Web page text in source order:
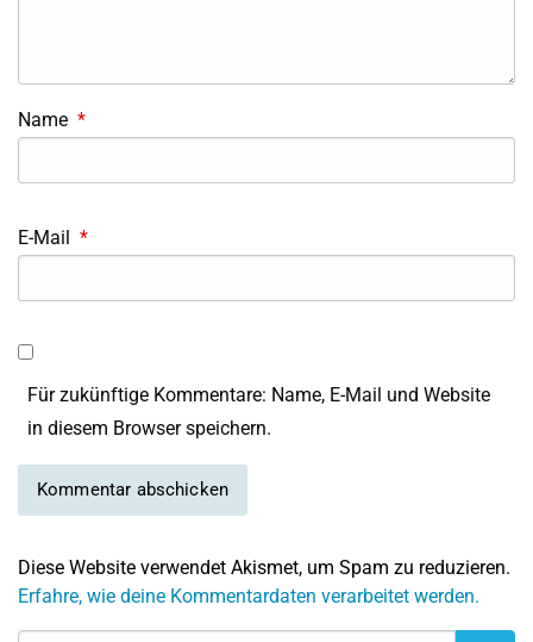
Name *
E-Mail *
Für zukünftige Kommentare: Name, E-Mail und Website
in diesem Browser speichern.
Diese Website verwendet Akismet, um Spam zu reduzieren.
Erfahre, wie deine Kommentardaten verarbeitet werden.